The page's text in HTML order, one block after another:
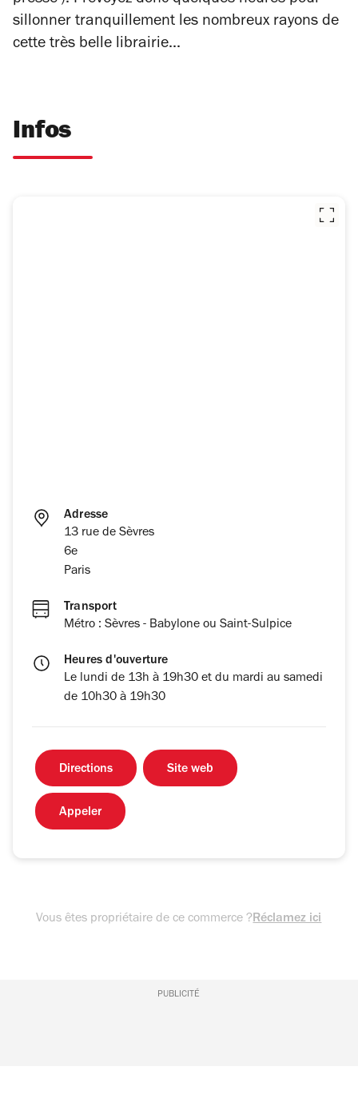
sillonner tranquillement les nombreux rayons de
cette très belle librairie...
Infos
Adresse
13 rue de Sèvres
6e
Paris
Transport
Métro : Sèvres - Babylone ou Saint-Sulpice
Heures d'ouverture
Le lundi de 13h à 19h30 et du mardi au samedi
de 10h30 à 19h30
Directions Site web
Appeler
Vous êtes propriétaire de ce commerce ?Réclamez ici
PUBLICITÉ